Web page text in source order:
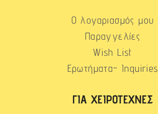
Ο λογαριασμός μου
Παραγγελίες
Wish List
Ερωτήματα- Inquiries
ΓΙΑ ΧΕΙΡΟΤΈΧΝΕΣ